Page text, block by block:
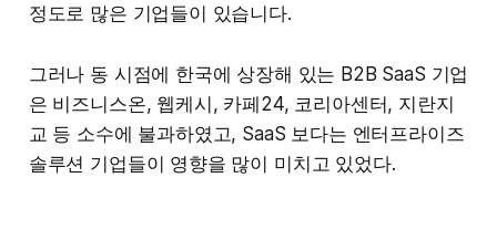
정도로 많은 기업들이 있습니다.
그러나 동 시점에 한국에 상장해 있는 B2B SaaS 기업
은 비즈니스온, 웹케시, 카페24, 코리아센터, 지란지
교 등 소수에 불과하였고, SaaS 보다는 엔터프라이즈
솔루션 기업들이 영향을 많이 미치고 있었다.